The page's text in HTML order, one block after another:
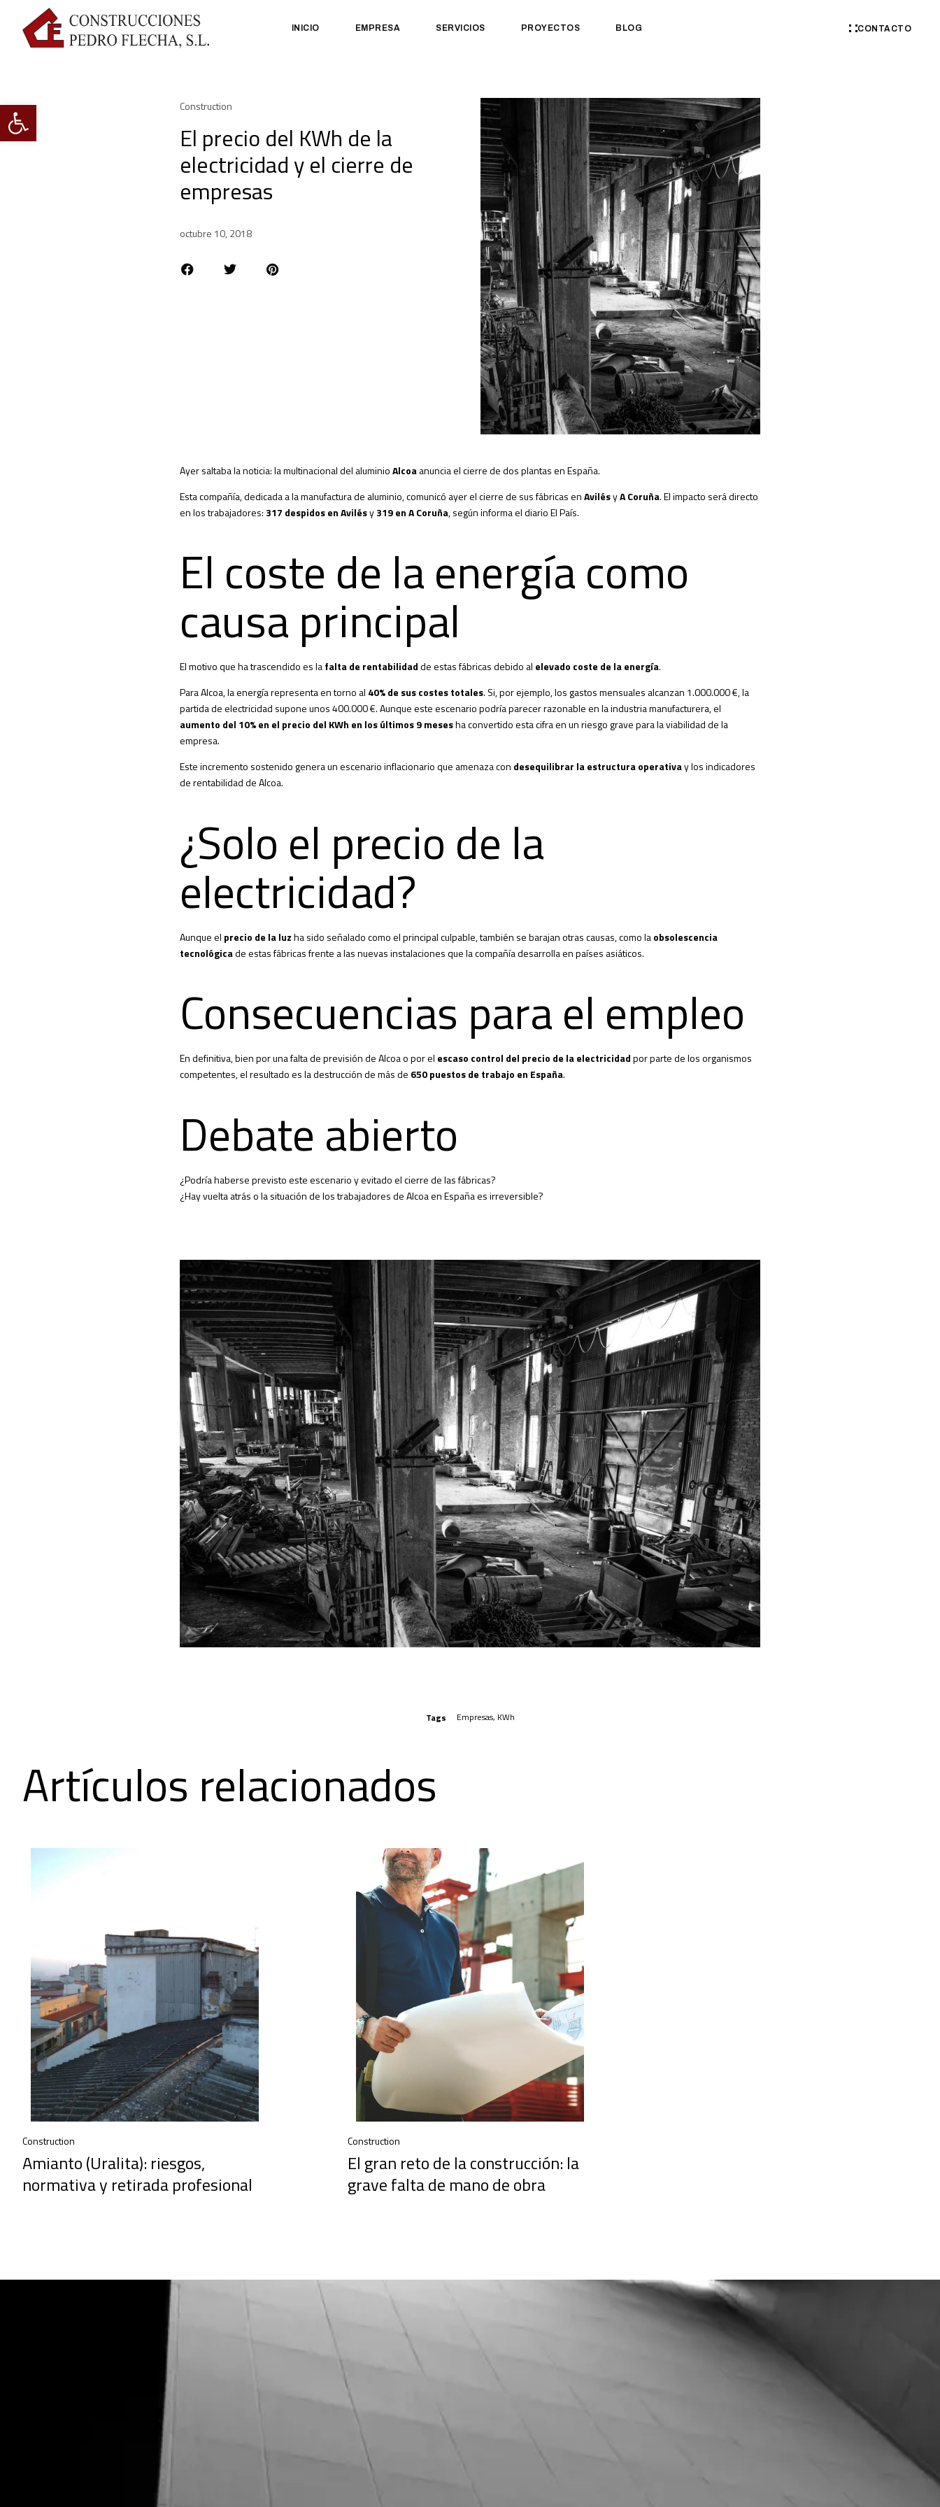
Abrir barra de herramientas
INICIO EMPRESA SERVICIOS PROYECTOS BLOG CONTACTO
Construction
El precio del KWh de la
electricidad y el cierre de
empresas
octubre 10, 2018
Ayer saltaba la noticia: la multinacional del aluminioAlcoaanuncia el cierre de dos plantas en España.
Esta compañía, dedicada a la manufactura de aluminio, comunicó ayer el cierre de sus fábricas enAvilésyA Coruña. El impacto será directo
en los trabajadores: 317 despidos en Avilésy319 en A Coruña, según informa el diario El País.
El coste de la energía como
causa principal
El motivo que ha trascendido es lafalta de rentabilidadde estas fábricas debido al elevado coste de la energía.
Para Alcoa, la energía representa en torno al 40% de sus costes totales. Si, por ejemplo, los gastos mensuales alcanzan 1.000.000 €, la
partida de electricidad supone unos 400.000 €. Aunque este escenario podría parecer razonable en la industria manufacturera, el
aumento del 10% en el precio del KWh en los últimos 9 mesesha convertido esta cifra en un riesgo grave para la viabilidad de la
empresa.
Este incremento sostenido genera un escenario inflacionario que amenaza con desequilibrar la estructura operativay los indicadores
de rentabilidad de Alcoa.
¿Solo el precio de la
electricidad?
Aunque el precio de la luzha sido señalado como el principal culpable, también se barajan otras causas, como laobsolescencia
tecnológicade estas fábricas frente a las nuevas instalaciones que la compañía desarrolla en países asiáticos.
Consecuencias para el empleo
En definitiva, bien por una falta de previsión de Alcoa o por el escaso control del precio de la electricidadpor parte de los organismos
competentes, el resultado es la destrucción de más de 650 puestos de trabajo en España.
Debate abierto
¿Podría haberse previsto este escenario y evitado el cierre de las fábricas?
¿Hay vuelta atrás o la situación de los trabajadores de Alcoa en España es irreversible?
Tags Empresas, KWh
Artículos relacionados
Construction
Amianto (Uralita): riesgos,
normativa y retirada profesional
Construction
El gran reto de la construcción: la
grave falta de mano de obra